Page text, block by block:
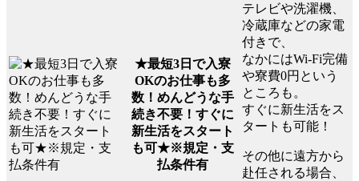
★最短3日で入寮
OKのお仕事も多
数！めんどうな手
続き不要！すぐに
新生活をスタート
も可★※規定・支
払条件有
テレビや洗濯機、
冷蔵庫などの家電
付きで、
なかにはWi-Fi完備
や寮費0円という
ところも。
すぐに新生活をス
タートも可能！
その他に遠方から
赴任される場合、